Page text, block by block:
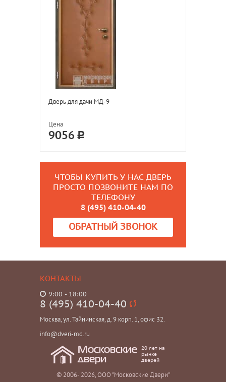
Дверь для дачи МД-9
Цена
9056
ЧТОБЫ КУПИТЬ У НАС ДВЕРЬ
ПРОСТО ПОЗВОНИТЕ НАМ ПО
ТЕЛЕФОНУ
8 (495) 410-04-40
ОБРАТНЫЙ ЗВОНОК
КОНТАКТЫ
9:00 - 18:00
8 (495) 410-04-40
Москва, ул. Тайнинская, д. 9 корп. 1, офис 32.
info@dveri-md.ru
Московские
двери
20 лет на
рынке
дверей
© 2006- 2026, ООО "Московские Двери"